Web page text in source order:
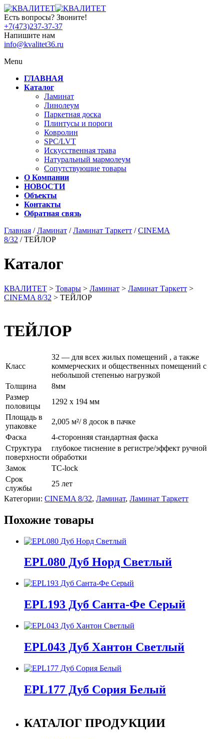
Есть вопросы? Звоните!
+7(473)237-37-37
Напишите нам
info@kvalitet36.ru
Menu
ГЛАВНАЯ
Каталог
Ламинат
Линолеум
Паркетная доска
Плинтусы и пороги
Ковролин
SPC/LVT
Искусственная трава
Натуральный мармолеум
Сопутствующие товары
О Компании
НОВОСТИ
Объекты
Контакты
Обратная связь
Главная /Ламинат /Ламинат Таркетт /CINEMA
8/32 / ТЕЙЛОР
Каталог
КВАЛИТЕТ > Товары > Ламинат > Ламинат Таркетт >
CINEMA 8/32 > ТЕЙЛОР
ТЕЙЛОР
Класс
32 — для всех жилых помещений , а также
коммерческих и общественных помещений с
небольшой степенью нагрузкой
Толщина
8мм
Размер
половицы
1292 х 194 мм
Площадь в
упаковке
2,005 м²/ 8 досок в пачке
Фаска
4-сторонняя стандартная фаска
Структура
поверхности
глубокое тиснение в регистре/эффект ручной
обработки
Замок
TC-lock
Срок
службы
25 лет
Категории: CINEMA 8/32, Ламинат, Ламинат Таркетт
Похожие товары
EPL080 Дуб Норд Светлый
EPL193 Дуб Санта-Фе Серый
EPL043 Дуб Хантон Светлый
EPL177 Дуб Сория Белый
КАТАЛОГ ПРОДУКЦИИ